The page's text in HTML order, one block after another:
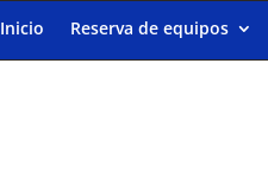
Inicio Reserva de equipos